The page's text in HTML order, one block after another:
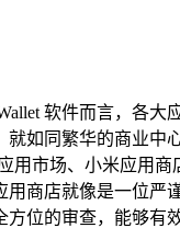
软件而言，各大
就如同繁华的商业中
用市场、小米应用
用商店就像是一位严
方位的审查，能够有